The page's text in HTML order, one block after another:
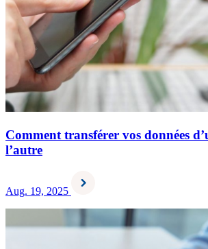
Comment transférer vos données
l’autre
Aug. 19, 2025